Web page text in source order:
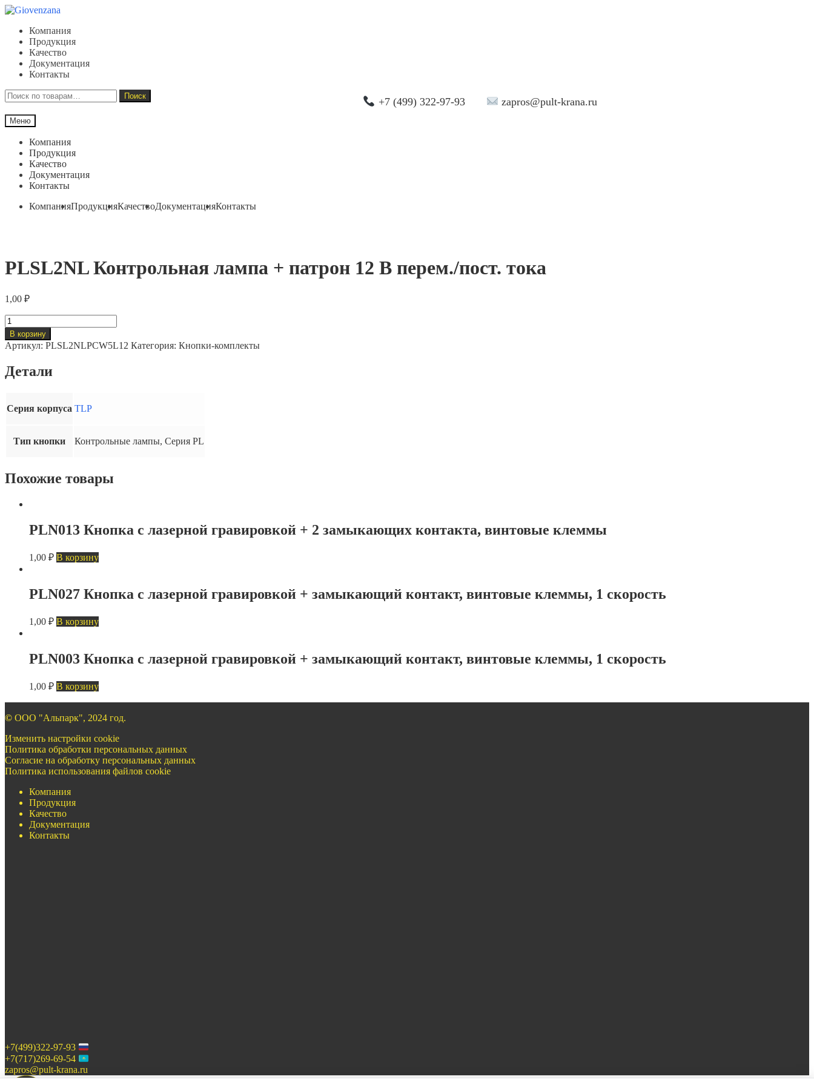
Перейти
навигации
Перейти
содержимому
Компания
Продукция
Качество
Документация
Контакты
Искать:
Поиск +7 (499) 322-97-93 zapros@pult-krana.ru
Меню
Компания
Продукция
Качество
Документация
Контакты
КомпанияПродукцияКачествоДокументацияКонтакты
PLSL2NL Контрольная лампа + патрон 12 В перем./пост. тока
1,00 ₽
Количество
товара
PLSL2NL
Контрольная
+
В
тока
В корзину
Артикул: PLSL2NLPСW5L12 Категория: Кнопки-комплекты
Детали
Серия корпуса TLP
Тип кнопки Контрольные лампы, Серия PL
Похожие товары
PLN013 Кнопка с лазерной гравировкой + 2 замыкающих контакта, винтовые клеммы
1,00 ₽ В корзину
PLN027 Кнопка с лазерной гравировкой + замыкающий контакт, винтовые клеммы, 1 скорость
1,00 ₽ В корзину
PLN003 Кнопка с лазерной гравировкой + замыкающий контакт, винтовые клеммы, 1 скорость
1,00 ₽ В корзину
© ООО "Альпарк", 2024 год.
Изменить настройки cookie
Политика обработки персональных данных
Согласие на обработку персональных данных
Политика использования файлов cookie
Компания
Продукция
Качество
Документация
Контакты
+7(499)322-97-93
+7(717)269-69-54
zapros@pult-krana.ru